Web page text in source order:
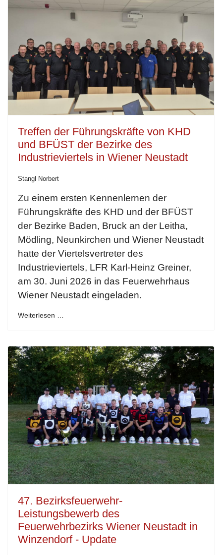
Treffen der Führungskräfte von KHD
und BFÜST der Bezirke des
Industrieviertels in Wiener Neustadt
Stangl Norbert
Zu einem ersten Kennenlernen der
Führungskräfte des KHD und der BFÜST
der Bezirke Baden, Bruck an der Leitha,
Mödling, Neunkirchen und Wiener Neustadt
hatte der Viertelsvertreter des
Industrieviertels, LFR Karl-Heinz Greiner,
am 30. Juni 2026 in das Feuerwehrhaus
Wiener Neustadt eingeladen.
Weiterlesen …
47. Bezirksfeuerwehr-
Leistungsbewerb des
Feuerwehrbezirks Wiener Neustadt in
Winzendorf - Update